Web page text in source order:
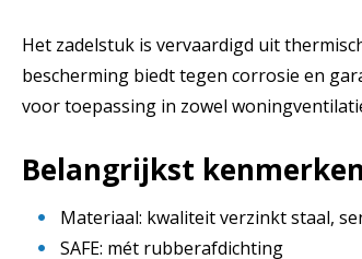
Het zadelstuk is vervaardigd uit
bescherming biedt tegen corrosie en
voor toepassing in zowel
Belangrijkst
Materiaal: kwaliteit verzinkt staal,
SAFE: mét rubberafdichting